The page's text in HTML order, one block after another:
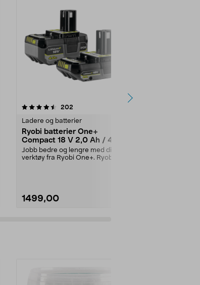
202
Ladere og batterier
Ryobi batterier One+
Compact 18 V 2,0 Ah / 4,0
Ah RB18242X
Jobb bedre og lengre med dine
verktøy fra Ryobi One+. Ryobi
1499,00
4.5 av 5 stjerner